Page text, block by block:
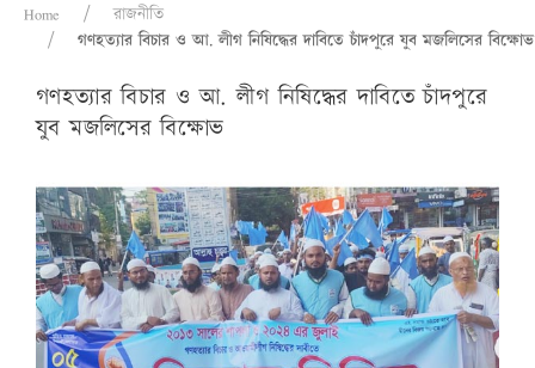
Home
রাজনীতি
গণহত্যার বিচার ও আ. লীগ নিষিদ্ধের দাবিতে চাঁদপুরে যুব মজলিসের বিক্ষোভ
গণহত্যার বিচার ও আ. লীগ নিষিদ্ধের দাবিতে চাঁদপুরে
যুব মজলিসের বিক্ষোভ